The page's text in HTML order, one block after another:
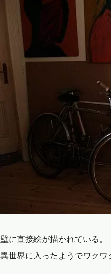
壁に直接絵が描かれている。
異世界に入ったようでワクワ